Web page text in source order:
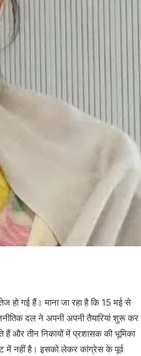
हो गई हैं। माना जा रहा है कि 15 मई से
दल ने अपनी अपनी तैयारियां शुरू कर
और तीन निकायों में प्रशासक की भूमिका
में नहीं है। इसको लेकर कांग्रेस के पूर्व